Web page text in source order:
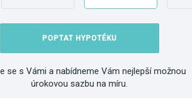
POPTAT HYPOTÉKU
se s Vámi a nabídneme Vám nejlepší možnou
úrokovou sazbu na míru.